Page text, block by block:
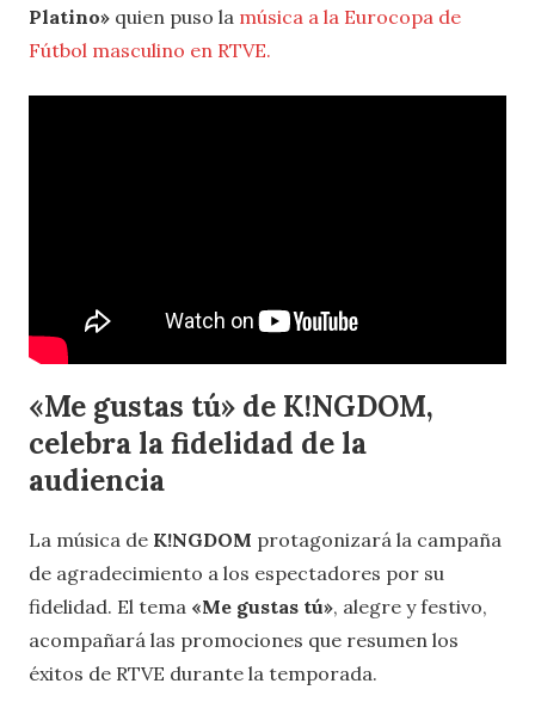
Platino» quien puso la música a la Eurocopa de
Fútbol masculino en RTVE.
«Me gustas tú» de K!NGDOM,
celebra la fidelidad de la
audiencia
La música de K!NGDOM protagonizará la campaña
de agradecimiento a los espectadores por su
fidelidad. El tema «Me gustas tú», alegre y festivo,
acompañará las promociones que resumen los
éxitos de RTVE durante la temporada.